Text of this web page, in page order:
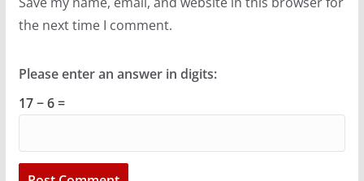
the next time I comment.
Please enter an answer in digits:
17 − 6 =